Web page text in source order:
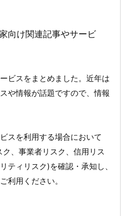
向け関連記事やサービ
ビスをまとめました。近年は
や情報が話題ですので、情報
スを利用する場合において
、事業者リスク、信用リス
ティリスク)を確認・承知し、
利用ください。